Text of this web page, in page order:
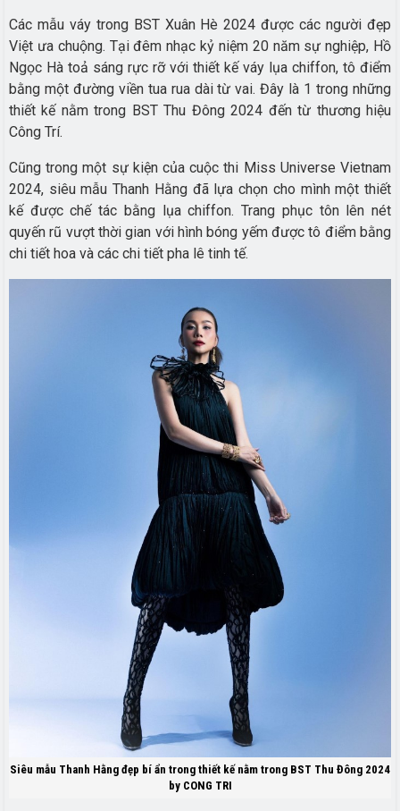
Các mẫu váy trong BST Xuân Hè 2024 được các người đẹp
Việt ưa chuộng. Tại đêm nhạc kỷ niệm 20 năm sự nghiệp, Hồ
Ngọc Hà toả sáng rực rỡ với thiết kế váy lụa chiffon, tô điểm
bằng một đường viền tua rua dài từ vai. Đây là 1 trong những
thiết kế nằm trong BST Thu Đông 2024 đến từ thương hiệu
Công Trí.
Cũng trong một sự kiện của cuộc thi Miss Universe Vietnam
2024, siêu mẫu Thanh Hằng đã lựa chọn cho mình một thiết
kế được chế tác bằng lụa chiffon. Trang phục tôn lên nét
quyến rũ vượt thời gian với hình bóng yếm được tô điểm bằng
chi tiết hoa và các chi tiết pha lê tinh tế.
Siêu mẫu Thanh Hằng đẹp bí ẩn trong thiết kế nằm trong BST Thu Đông 2024
by CONG TRI